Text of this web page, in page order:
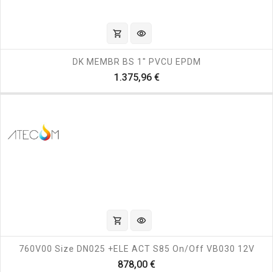
shopping_cart visibility
DK MEMBR BS 1" PVCU EPDM
1.375,96 €Prezzo
shopping_cart visibility
760V00 Size DN025 +ELE ACT S85 On/off VB030 12V
878,00 €Prezzo